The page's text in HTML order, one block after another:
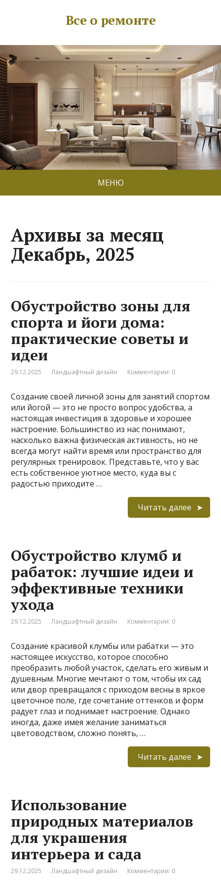
Все о ремонте
МЕНЮ
Архивы за месяц
Декабрь, 2025
Обустройство зоны для
спорта и йоги дома:
практические советы и
идеи
29.12.2025 Ландшафтный дизайн Комментарии: 0
Создание своей личной зоны для занятий спортом
или йогой — это не просто вопрос удобства, а
настоящая инвестиция в здоровье и хорошее
настроение. Большинство из нас понимают,
насколько важна физическая активность, но не
всегда могут найти время или пространство для
регулярных тренировок. Представьте, что у вас
есть собственное уютное место, куда вы с
радостью приходите …
Читать далее
Обустройство клумб и
рабаток: лучшие идеи и
эффективные техники
ухода
29.12.2025 Ландшафтный дизайн Комментарии: 0
Создание красивой клумбы или рабатки — это
настоящее искусство, которое способно
преобразить любой участок, сделать его живым и
душевным. Многие мечтают о том, чтобы их сад
или двор превращался с приходом весны в яркое
цветочное поле, где сочетание оттенков и форм
радует глаз и поднимает настроение. Однако
иногда, даже имея желание заниматься
цветоводством, сложно понять, …
Читать далее
Использование
природных материалов
для украшения
интерьера и сада
29.12.2025 Ландшафтный дизайн Комментарии: 0